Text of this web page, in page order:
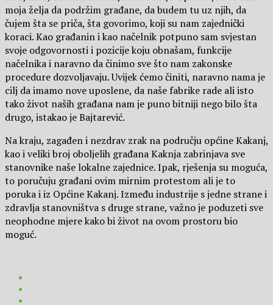
moja želja da podržim građane, da budem tu uz njih, da
čujem šta se priča, šta govorimo, koji su nam zajednički
koraci. Kao građanin i kao načelnik potpuno sam svjestan
svoje odgovornosti i pozicije koju obnašam, funkcije
načelnika i naravno da činimo sve što nam zakonske
procedure dozvoljavaju. Uvijek ćemo činiti, naravno nama je
cilj da imamo nove uposlene, da naše fabrike rade ali isto
tako život naših građana nam je puno bitniji nego bilo šta
drugo, istakao je Bajtarević.
Na kraju, zagađen i nezdrav zrak na području općine Kakanj,
kao i veliki broj oboljelih građana Kaknja zabrinjava sve
stanovnike naše lokalne zajednice. Ipak, rješenja su moguća,
to poručuju građani ovim mirnim protestom ali je to
poruka i iz Općine Kakanj. Između industrije s jedne strane i
zdravlja stanovništva s druge strane, važno je poduzeti sve
neophodne mjere kako bi život na ovom prostoru bio
moguć.